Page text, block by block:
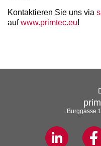
Kontaktieren Sie uns via
aufwww.primtec.eu!
Burggasse